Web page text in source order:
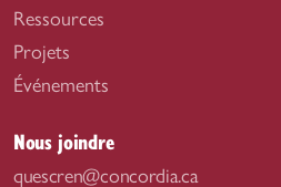
Ressources
Projets
Événements
Nous joindre
quescren@concordia.ca